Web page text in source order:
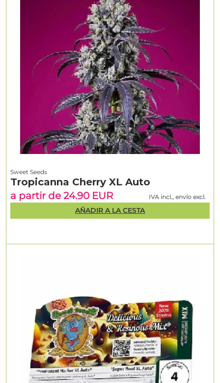
Sweet Seeds
Tropicanna Cherry XL Auto
a partir de 24.90 EUR
IVA incl., envío excl.
AÑADIR A LA CESTA